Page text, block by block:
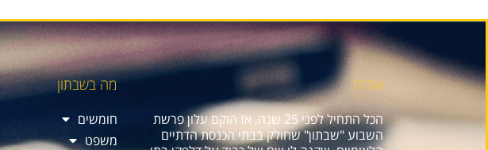
אודות
הכל התחיל לפני 25 שנה, אז הוקם עלון פרשת
השבוע "שבתון" שחולק בבתי הכנסת הדתיים
מה בשבתון
חומשים
משפט